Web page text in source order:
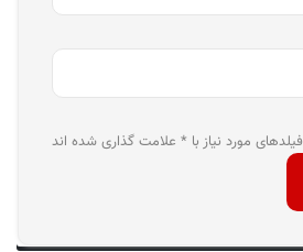
فیلدهای مورد نیاز با * علامت گذاری شده اند